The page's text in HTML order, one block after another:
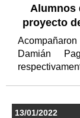
Alumnos
proyecto
Damián
13/01/2022